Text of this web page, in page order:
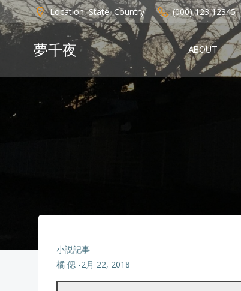
コ
ン
テ
へ
Location, State, Country (000) 123 12345
夢千夜 ABOUT
小説記事
橘 偲 -2月 22, 2018